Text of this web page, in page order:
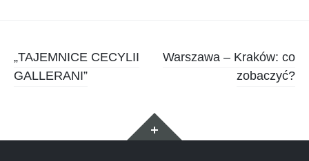
Zobacz
wpisy
„TAJEMNICE CECYLII
GALLERANI”
Warszawa – Kraków: co
zobaczyć?
Widgety